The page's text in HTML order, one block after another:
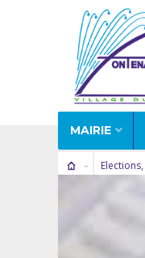
MAIRIE
Elections,